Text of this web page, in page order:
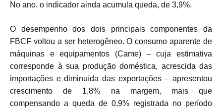
No ano, o indicador ainda acumula queda, de 3,9%.
O desempenho dos dois principais componentes da
FBCF voltou a ser heterogêneo. O consumo aparente de
máquinas e equipamentos (Came) – cuja estimativa
corresponde à sua produção doméstica, acrescida das
importações e diminuída das exportações – apresentou
crescimento de 1,8% na margem, mais que
compensando a queda de 0,9% registrada no período